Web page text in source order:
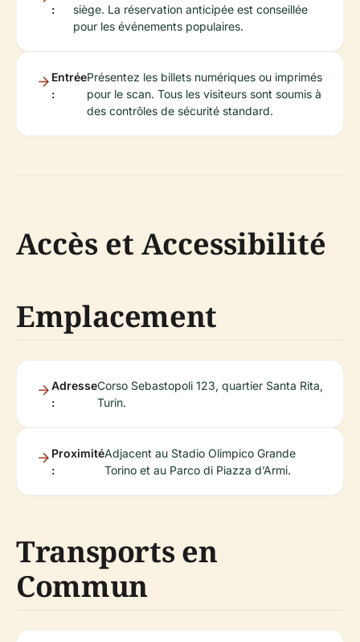
:
siège. La réservation anticipée est conseillée
pour les événements populaires.
Entrée
:
Présentez les billets numériques ou imprimés
pour le scan. Tous les visiteurs sont soumis à
des contrôles de sécurité standard.
Accès et Accessibilité
Emplacement
Adresse
:
Corso Sebastopoli 123, quartier Santa Rita,
Turin.
Proximité
:
Adjacent au Stadio Olimpico Grande
Torino et au Parco di Piazza d’Armi.
Transports en
Commun